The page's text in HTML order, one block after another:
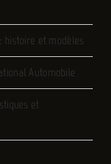
histoire et modèles
Automobile
et